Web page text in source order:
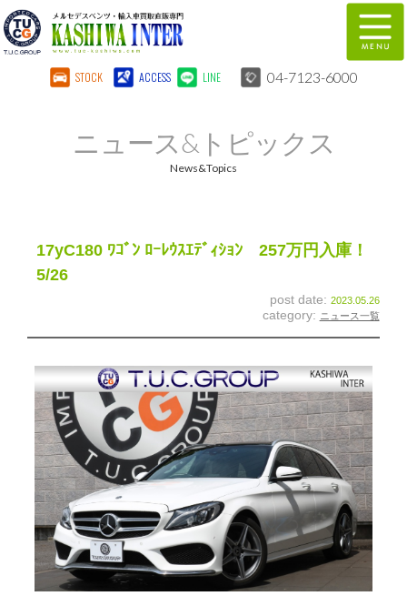
STOCK ACCESS LINE 04-7123-6000
全国納車 特別作業
スタッフ紹介
会社概要 個人情報保護方針
スタッフブログ 納車情報
ホーム T.U.C.GROUP
ニュース&トピックス
News&Topics
17yC180 ﾜｺﾞﾝ ﾛｰﾚｳｽｴﾃﾞｨｼｮﾝ 257万円入庫！
5/26
post date: 2023.05.26
category: ニュース一覧